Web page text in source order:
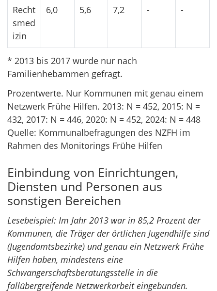
Recht
smed
izin
6,0 5,6 7,2 - -
* 2013 bis 2017 wurde nur nach
Familienhebammen gefragt.
Prozentwerte. Nur Kommunen mit genau einem
Netzwerk Frühe Hilfen. 2013: N = 452, 2015: N =
432, 2017: N = 446, 2020: N = 452, 2024: N = 448
Quelle: Kommunalbefragungen des NZFH im
Rahmen des Monitorings Frühe Hilfen
Einbindung von Einrichtungen,
Diensten und Personen aus
sonstigen Bereichen
Lesebeispiel: Im Jahr 2013 war in 85,2 Prozent der
Kommunen, die Träger der örtlichen Jugendhilfe sind
(Jugendamtsbezirke) und genau ein Netzwerk Frühe
Hilfen haben, mindestens eine
Schwangerschaftsberatungsstelle in die
fallübergreifende Netzwerkarbeit eingebunden.